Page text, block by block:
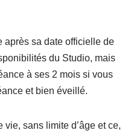
après sa date officielle de
du Studio, mais
à ses 2 mois si vous
et bien éveillé.
sans limite d’âge et ce,